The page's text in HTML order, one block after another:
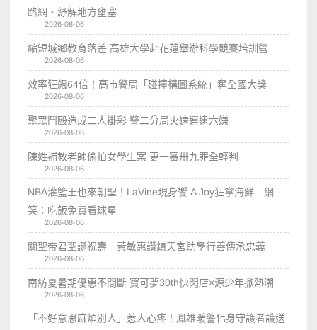
路網、紓解地方壅塞
2026-08-06
縮短城鄉教育落差 高雄大學赴花蓮舉辦科學競賽培訓營
2026-08-06
效率狂飆64倍！高市警局「碰撞構圖系統」奪全國大獎
2026-08-06
聚眾鬥毆造成二人掛彩 警二分局火速連逮六嫌
2026-08-06
陳姓補教老師偷拍女學生案 更一審卅九罪全輕判
2026-08-06
NBA灌籃王也來朝聖！LaVine現身饗 A Joy狂拿海鮮 網
笑：吃飯免費看球星
2026-08-06
關聖帝君聖誕祝壽 黃敏惠讚鎮天宮助學行善傳承忠義
2026-08-06
南紡夏暑期優惠不間斷 寶可夢30th快閃店×源少年掀熱潮
2026-08-06
「不好意思麻煩別人」惹人心疼！鳳雄暖警化身守護者護送